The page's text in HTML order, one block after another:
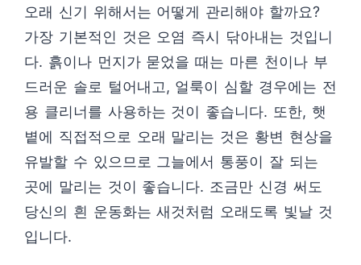
오래 신기 위해서는 어떻게 관리해야 할까요?
가장 기본적인 것은 오염 즉시 닦아내는 것입니
다. 흙이나 먼지가 묻었을 때는 마른 천이나 부
드러운 솔로 털어내고, 얼룩이 심할 경우에는 전
용 클리너를 사용하는 것이 좋습니다. 또한, 햇
볕에 직접적으로 오래 말리는 것은 황변 현상을
유발할 수 있으므로 그늘에서 통풍이 잘 되는
곳에 말리는 것이 좋습니다. 조금만 신경 써도
당신의 흰 운동화는 새것처럼 오래도록 빛날 것
입니다.